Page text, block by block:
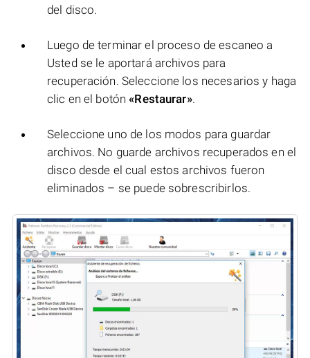
del disco.
Luego de terminar el proceso de escaneo a
Usted se le aportará archivos para
recuperación. Seleccione los necesarios y haga
clic en el botón«Restaurar».
Seleccione uno de los modos para guardar
archivos. No guarde archivos recuperados en el
disco desde el cual estos archivos fueron
eliminados – se puede sobrescribirlos.